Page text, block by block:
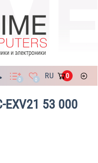
0 0 RU 0
53 000